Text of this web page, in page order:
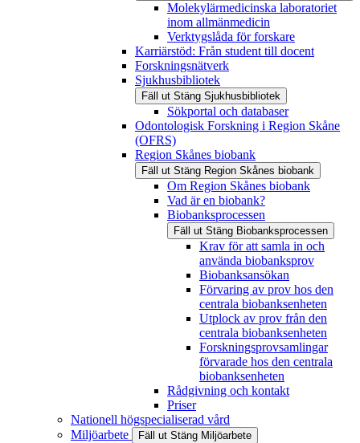
Molekylärmedicinska laboratoriet
inom allmänmedicin
Verktygslåda för forskare
Karriärstöd: Från student till docent
Forskningsnätverk
Sjukhusbibliotek
Fäll ut Stäng Sjukhusbibliotek
Sökportal och databaser
Odontologisk Forskning i Region Skåne
(OFRS)
Region Skånes biobank
Fäll ut Stäng Region Skånes biobank
Om Region Skånes biobank
Vad är en biobank?
Biobanksprocessen
Fäll ut Stäng Biobanksprocessen
Krav för att samla in och
använda biobanksprov
Biobanksansökan
Förvaring av prov hos den
centrala biobanksenheten
Utplock av prov från den
centrala biobanksenheten
Forskningsprovsamlingar
förvarade hos den centrala
biobanksenheten
Rådgivning och kontakt
Priser
Nationell högspecialiserad vård
Miljöarbete
Fäll ut Stäng Miljöarbete